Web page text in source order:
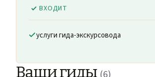
ВХОДИТ
услуги гида-экскурсовода
Ваши гиды